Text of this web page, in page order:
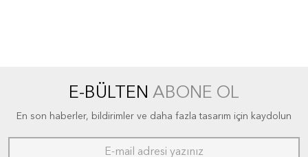
E-BÜLTEN ABONE OL
En son haberler, bildirimler ve daha fazla tasarım için kaydolun